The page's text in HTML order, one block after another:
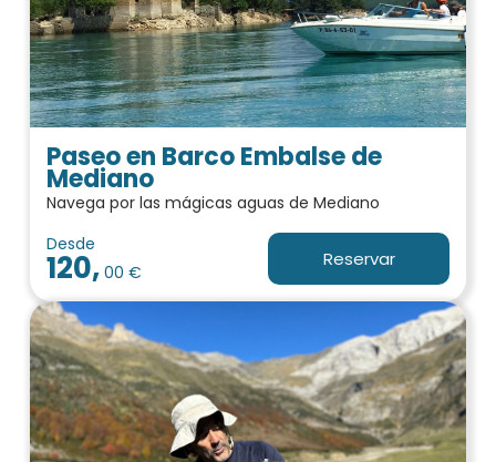
Paseo en Barco Embalse de
Mediano
Navega por las mágicas aguas de Mediano
Desde
120, 00 €
Reservar